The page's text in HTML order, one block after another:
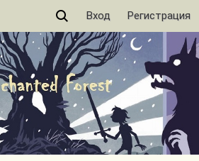
Вход Регистрация